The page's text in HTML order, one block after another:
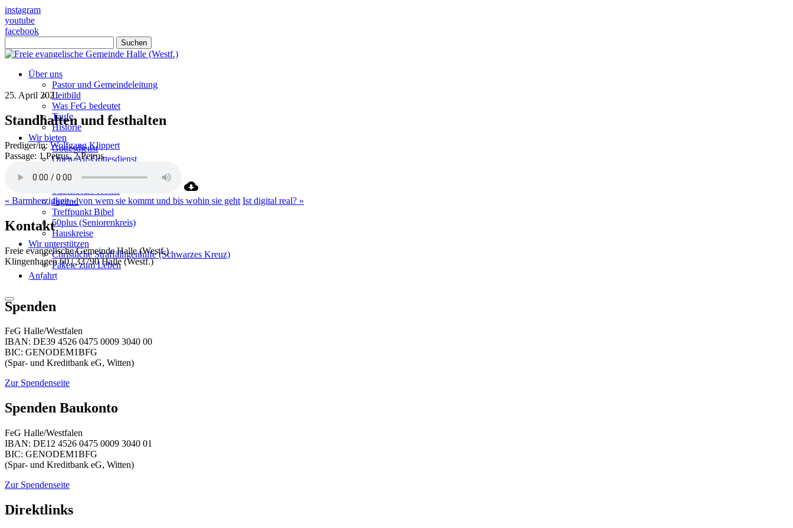
instagram
youtube
facebook
Suchen
Über uns
Pastor und Gemeindeleitung
Leitbild
Was FeG bedeutet
Taufe
Historie
Wir bieten
Gottesdienst
Open-Air-Gottesdienst
StarterKurs
Jugend
Treffpunkt Bibel
50plus (Seniorenkreis)
Hauskreise
Wir unterstützen
Christliche Straffälligenhilfe (Schwarzes Kreuz)
Pakete zum Leben
Anfahrt
25. April 2021
Standhalten und festhalten
Prediger/in: Wolfgang Klippert
Passage: 1.Petrus, 2.Petrus
« Barmherzigkeit – von wem sie kommt und bis wohin sie geht Ist digital real? »
Kontakt
Freie evangelische Gemeinde Halle (Westf.)
Klingenhagen 60 | 33790 Halle (Westf.)
E-Mail schreiben
Spenden
FeG Halle/Westfalen
IBAN: DE39 4526 0475 0009 3040 00
BIC: GENODEM1BFG
(Spar- und Kreditbank eG, Witten)
Zur Spendenseite
Spenden Baukonto
FeG Halle/Westfalen
IBAN: DE12 4526 0475 0009 3040 01
BIC: GENODEM1BFG
(Spar- und Kreditbank eG, Witten)
Zur Spendenseite
Direktlinks